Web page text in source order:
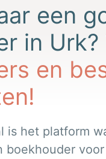
een
in Urk?
en
is het platform